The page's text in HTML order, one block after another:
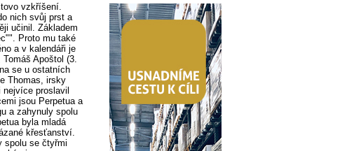
vzkříšení.
nich svůj prst a
učinil. Základem
Proto mu také
a v kalendáři je
Apoš­tol (3.
se u ostatních
Thomas, irsky
proslavil
jsou Perpetua a
a zahynuly spolu
byla mladá
křesťanství.
spolu se čtyřmi